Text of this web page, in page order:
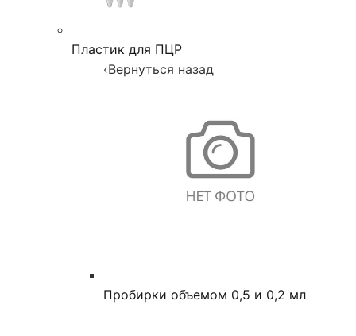
Пластик для ПЦР
‹Вернуться назад
Пробирки объемом 0,5 и 0,2 мл